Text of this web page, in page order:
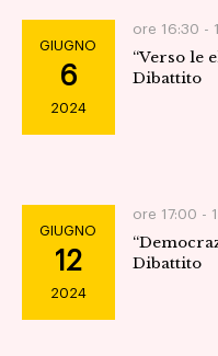
GIUGNO
6
2024
ore 16:30 -
“Verso le
Dibattito
GIUGNO
12
2024
ore 17:00 -
Dibattito